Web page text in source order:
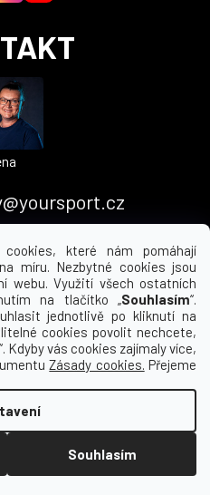
které nám pomáhají
míru. Nezbytné cookies jsou
webu. Využití všech ostatních
na tlačítko „Souhlasím“.
jednotlivě po kliknutí na
cookies povolit nechcete,
“. Kdyby vás cookies zajímaly více,
Zásady cookies. Přejeme
Souhlasím
250 000
Shoptet
. Všechna práva
nastavení cookies